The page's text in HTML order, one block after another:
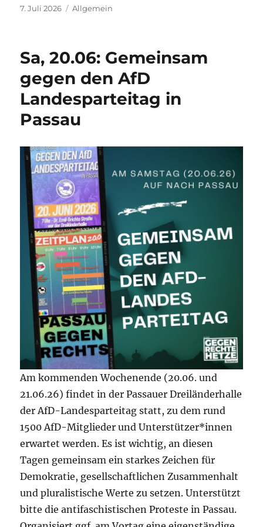
Veröffentlicht
7. Juli 2026 Kategorien
Allgemein
Sa, 20.06: Gemeinsam
gegen den AfD
Landesparteitag in
Passau
Am kommenden Wochenende (20.06. und
21.06.26) findet in der Passauer Dreiländerhalle
der AfD-Landesparteitag statt, zu dem rund
1500 AfD-Mitglieder und Unterstützer*innen
erwartet werden. Es ist wichtig, an diesen
Tagen gemeinsam ein starkes Zeichen für
Demokratie, gesellschaftlichen Zusammenhalt
und pluralistische Werte zu setzen. Unterstützt
bitte die antifaschistischen Proteste in Passau.